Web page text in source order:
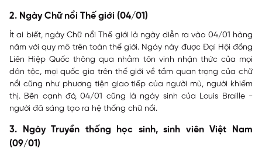
2. Ngày Chữ nổi Thế giới (04/01)
Ít ai biết, ngày Chữ nổi Thế giới là ngày diễn ra vào 04/01 hàng
năm với quy mô trên toàn thế giới. Ngày này được Đại Hội đồng
Liên Hiệp Quốc thông qua nhằm tôn vinh nhận thức của mọi
dân tộc, mọi quốc gia trên thế giới về tầm quan trọng của chữ
nổi cũng như phương tiện giao tiếp của người mù, người khiếm
thị. Bên cạnh đó, 04/01 cũng là ngày sinh của Louis Braille -
người đã sáng tạo ra hệ thống chữ nổi.
3. Ngày Truyền thống học sinh, sinh viên Việt Nam
(09/01)